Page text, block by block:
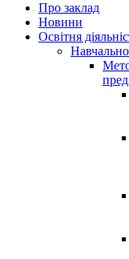
Про заклад
Новини
Освітня